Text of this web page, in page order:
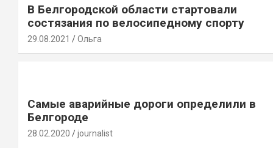
В Белгородской области стартовали
состязания по велосипедному спорту
29.08.2021 Ольга
Самые аварийные дороги определили в
Белгороде
28.02.2020 journalist